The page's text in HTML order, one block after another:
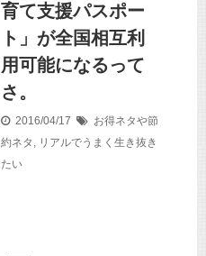
育て支援パスポー
ト」が全国相互利
用可能になるって
さ。
2016/04/17
お得ネタや節
約ネタ , リアルでうまく生き抜き
たい